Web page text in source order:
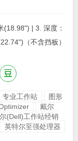
| 3. 深度：
（不含挡板）
专业工作站
图形
戴尔
(Dell)工作站经销
英特尔至强处理器